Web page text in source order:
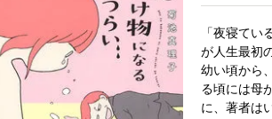
「夜寝て
が人生最初
幼い頃から
る頃には母
に、著者は